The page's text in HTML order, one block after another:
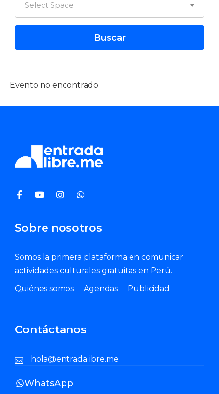
Select Space
Evento no encontrado
Sobre nosotros
Somos la primera plataforma en comunicar
actividades culturales gratuitas en Perú.
Quiénes somos
Agendas Publicidad
Contáctanos
hola@entradalibre.me
WhatsApp